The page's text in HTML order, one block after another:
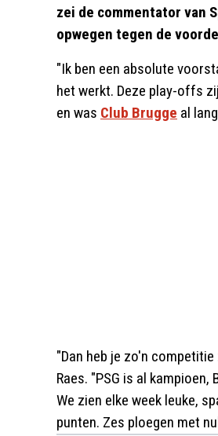
zei de commentator van
opwegen tegen de
"Ik ben een absolute
het werkt. Deze play-offs
en was Club Brugge al
"Dan heb je zo'n
Raes. "PSG is al
We zien elke week leuke,
punten. Zes ploegen met